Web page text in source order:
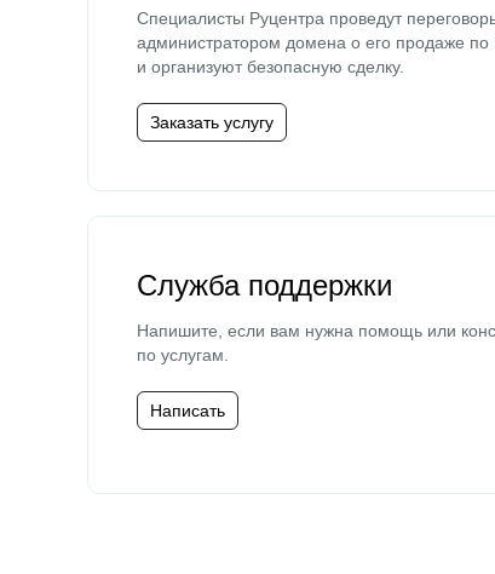
Специалисты Руцентра проведут
администратором домена о его продаже
и организуют безопасную сделку.
Заказать услугу
Служба поддержки
Напишите, если вам нужна помощь или
по услугам.
Написать